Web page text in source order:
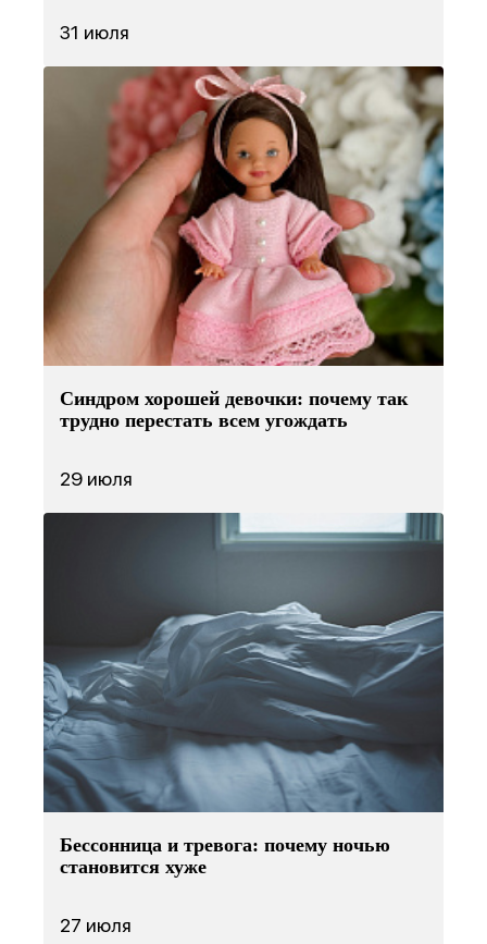
31 июля
Синдром хорошей девочки: почему так
трудно перестать всем угождать
29 июля
Бессонница и тревога: почему ночью
становится хуже
27 июля